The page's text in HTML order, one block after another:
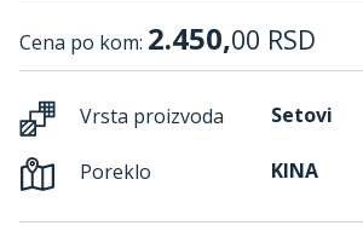
Cena po kom: 2.450,00 RSD
Vrsta proizvoda Setovi
Poreklo KINA